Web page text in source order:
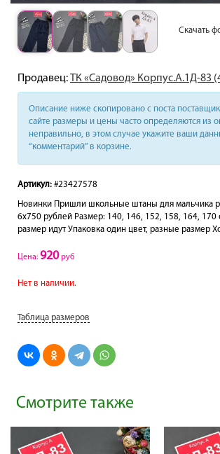
Скачать
Продавец:ТК «Садовод» Корпус.А.1Д-83
Описание ниже скопировано с поста
сайте размеры и цены часто определяются из
неправильно, в этом случае укажите ваши
“комментарий” в корзине.
Артикул: #23427578
Новинки Пришли школьные штаны для мальчика
6х750 рублей Размер: 140, 146, 152, 158, 164, 170
размер идут Упаковка один цвет, разные размер
Цена: 920руб
Нет в наличии.
Таблица размеров
Смотрите также